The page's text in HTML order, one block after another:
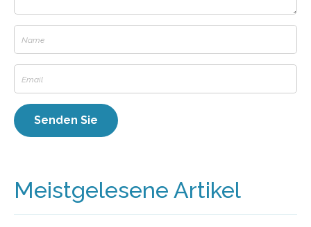
Meistgelesene Artikel